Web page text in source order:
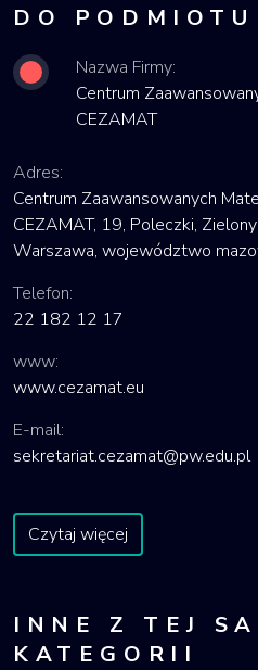
DO PODMIOTU
Nazwa Firmy:
Centrum
CEZAMAT
Adres:
Centrum Zaawansowanych
CEZAMAT, 19, Poleczki,
Warszawa, województwo
Telefon:
22 182 12 17
www:
www.cezamat.eu
E-mail:
sekretariat.cezamat@pw.edu.pl
Czytaj więcej
INNE Z TEJ
KATEGORII